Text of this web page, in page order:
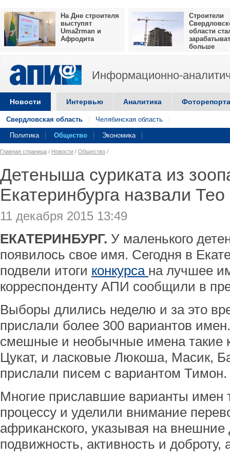
На Дне строителя
выступят
Uma2rman и
Афродита
Строители
области
больше
Информационно-
Новости Интервью Аналитика
Свердловская область Челябинская область
Политика Общество Экономика
Главная страница / Новости / Общество /
Детеныша суриката из
Екатеринбурга назвали Тео
11 декабря 2015 13:49
ЕКАТЕРИНБУРГ. У маленького
появилось свое имя. Сегодня в
подвели итоги конкурса на лучшее
корреспонденту АПИ сообщили в
Выборы длились неделю и за это
прислали более 300 вариантов
смешные и необычные имена такие
Цукат, и ласковые Люкоша, Масик,
прислали писем с вариантом Тимон.
Многие приславшие варианты имен
процессу и уделили внимание
африканского, указывая на внешние
подвижность, активность и доброту,